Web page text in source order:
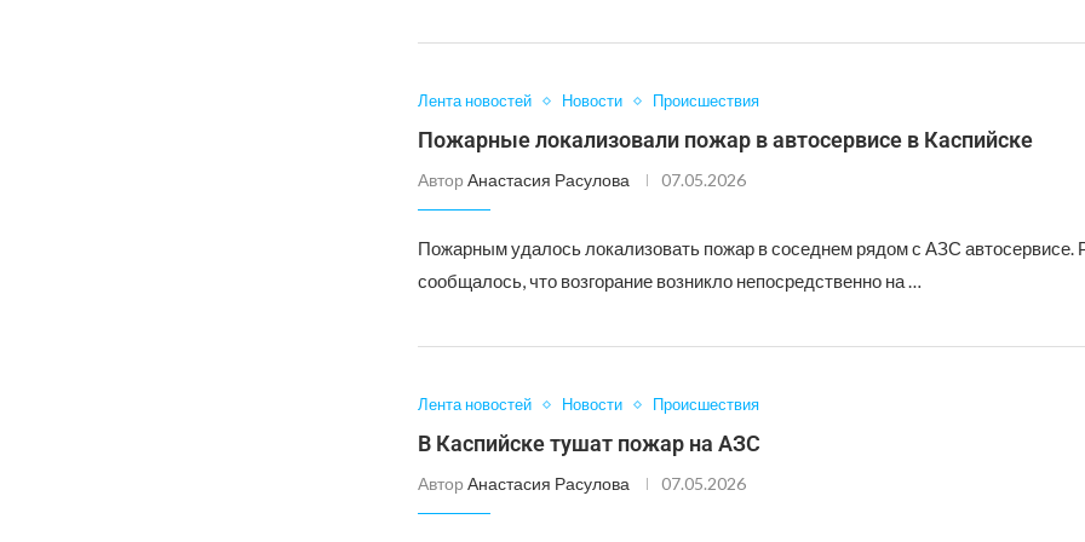
Лента новостей Новости Происшествия
Пожарные локализовали пожар в автосервисе в Каспийске
Автор Анастасия Расулова 07.05.2026
Пожарным удалось локализовать пожар в соседнем рядом с АЗС автосервисе.
сообщалось, что возгорание возникло непосредственно на …
Лента новостей Новости Происшествия
В Каспийске тушат пожар на АЗС
Автор Анастасия Расулова 07.05.2026